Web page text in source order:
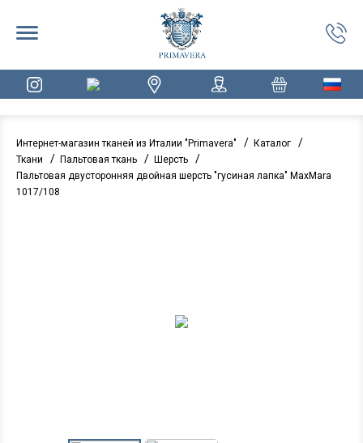
Интернет-магазин тканей из Италии "Primavera" / Каталог /
Ткани / Пальтовая ткань / Шерсть /
Пальтовая двусторонняя двойная шерсть "гусиная лапка" MaxMara
1017/108